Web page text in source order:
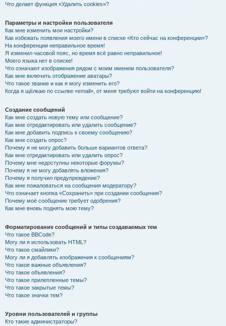
Что делает функция «Удалить cookies»?
Параметры и настройки пользователя
Как мне изменить мои настройки?
Как избежать появления моего имени в списке «Кто сейчас на конференции»?
На конференции неправильное время!
Я изменил часовой пояс, но время всё равно неправильное!
Моего языка нет в списке!
Что означают изображения рядом с моим именем пользователя?
Как мне включить отображение аватары?
Что такое звание и как я могу изменить его?
Когда я щёлкаю по ссылке «email», от меня требуют войти на конференцию!
Создание сообщений
Как мне создать новую тему или сообщение?
Как мне отредактировать или удалить сообщение?
Как мне добавить подпись к своему сообщению?
Как мне создать опрос?
Почему я не могу добавить больше вариантов ответа?
Как мне отредактировать или удалить опрос?
Почему мне недоступны некоторые форумы?
Почему я не могу добавлять вложения?
Почему я получил предупреждение?
Как мне пожаловаться на сообщения модератору?
Что означает кнопка «Сохранить» при создании сообщения?
Почему моё сообщение требует одобрения?
Как мне вновь поднять мою тему?
Форматирование сообщений и типы создаваемых тем
Что такое BBCode?
Могу ли я использовать HTML?
Что такое смайлики?
Могу ли я добавлять изображения к сообщениям?
Что такое важные объявления?
Что такое объявления?
Что такое прилепленные темы?
Что такое закрытые темы?
Что такое значки тем?
Уровни пользователей и группы
Кто такие администраторы?